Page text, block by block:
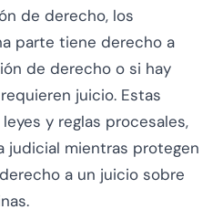
de derecho, los
parte tiene derecho a
de derecho o si hay
juicio. Estas
y reglas procesales,
judicial mientras protegen
a un juicio sobre